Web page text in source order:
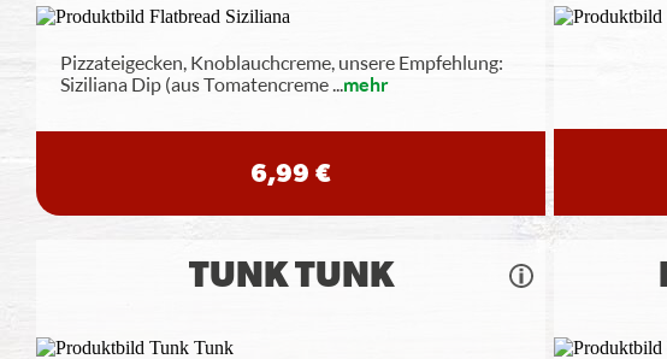
Pizzateigecken, Knoblauchcreme, unsere Empfehlung:
Siziliana Dip (aus Tomatencreme...mehr
6,99 €
TUNK TUNK